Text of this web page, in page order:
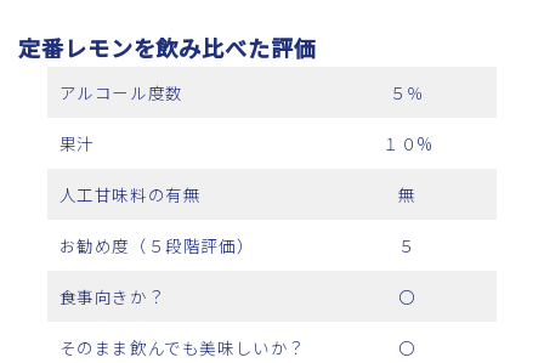
定番レモンを飲み比べた評価
アルコール度数 ５％
果汁 １０%
人工甘味料の有無 無
お勧め度（５段階評価） ５
食事向きか？ 〇
そのまま飲んでも美味しいか？ 〇